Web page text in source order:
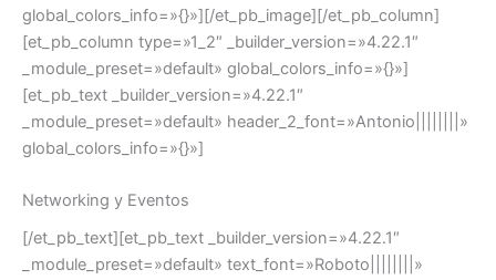
global_colors_info=»{}»][/et_pb_image][/et_pb_column]
[et_pb_column type=»1_2″ _builder_version=»4.22.1″
_module_preset=»default» global_colors_info=»{}»]
[et_pb_text _builder_version=»4.22.1″
_module_preset=»default» header_2_font=»Antonio||||||||»
global_colors_info=»{}»]
Networking y Eventos
[/et_pb_text][et_pb_text _builder_version=»4.22.1″
_module_preset=»default» text_font=»Roboto||||||||»